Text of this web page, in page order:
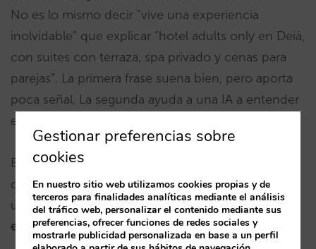
No es lo mismo decir “vive una experiencia
inolvidable” que explicar “hotel adults only en Deià,
con suites con terraza, spa privado y cenas para
parejas”. La primera frase suena bien, pero aporta
poca señal. La segunda ayuda a una IA a entender
en qué consultas puede encajar.
El contenido de la web ya no se escribe solo para
convencer al usuario. También debe ayudar a que
un asistente entiendacuándo y por qué ese hotel
encajaen una consulta.
Gestionar preferencias sobre
cookies
En nuestro sitio web utilizamos cookies propias y de
terceros para finalidades analíticas mediante el análisis
del tráfico web, personalizar el contenido mediante sus
preferencias, ofrecer funciones de redes sociales y
mostrarle publicidad personalizada en base a un perfil